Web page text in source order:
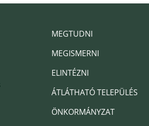
MEGTUDNI
MEGISMERNI
ELINTÉZNI
ÁTLÁTHATÓ TELEPÜLÉS
ÖNKORMÁNYZAT